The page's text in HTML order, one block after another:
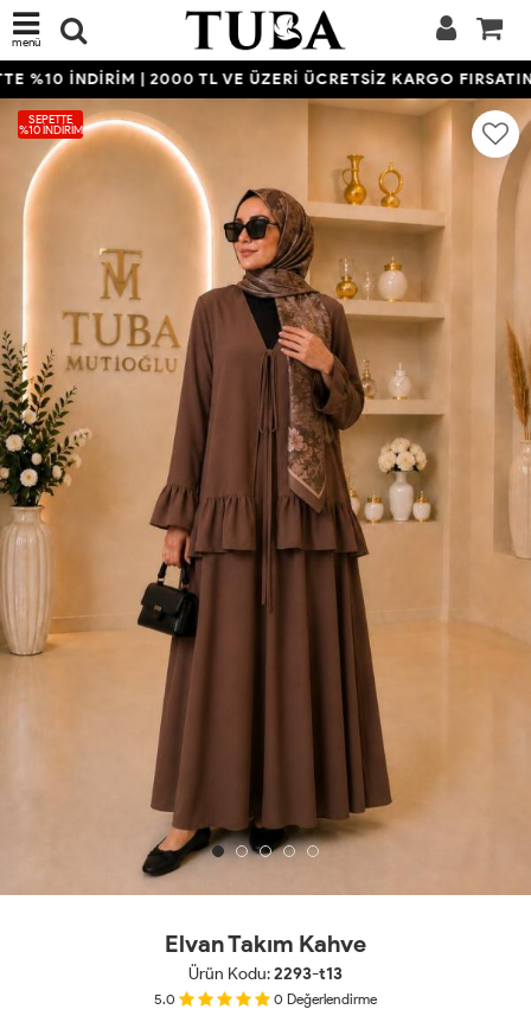
menü
%10 İNDİRİM | 2000 TL VE ÜZERİ ÜCRETSİZ KARGO FIRSATINI
SEPETTE
%10 İNDIRIM
Elvan Takım Kahve
Ürün Kodu:2293-t13
5.0 0 Değerlendirme